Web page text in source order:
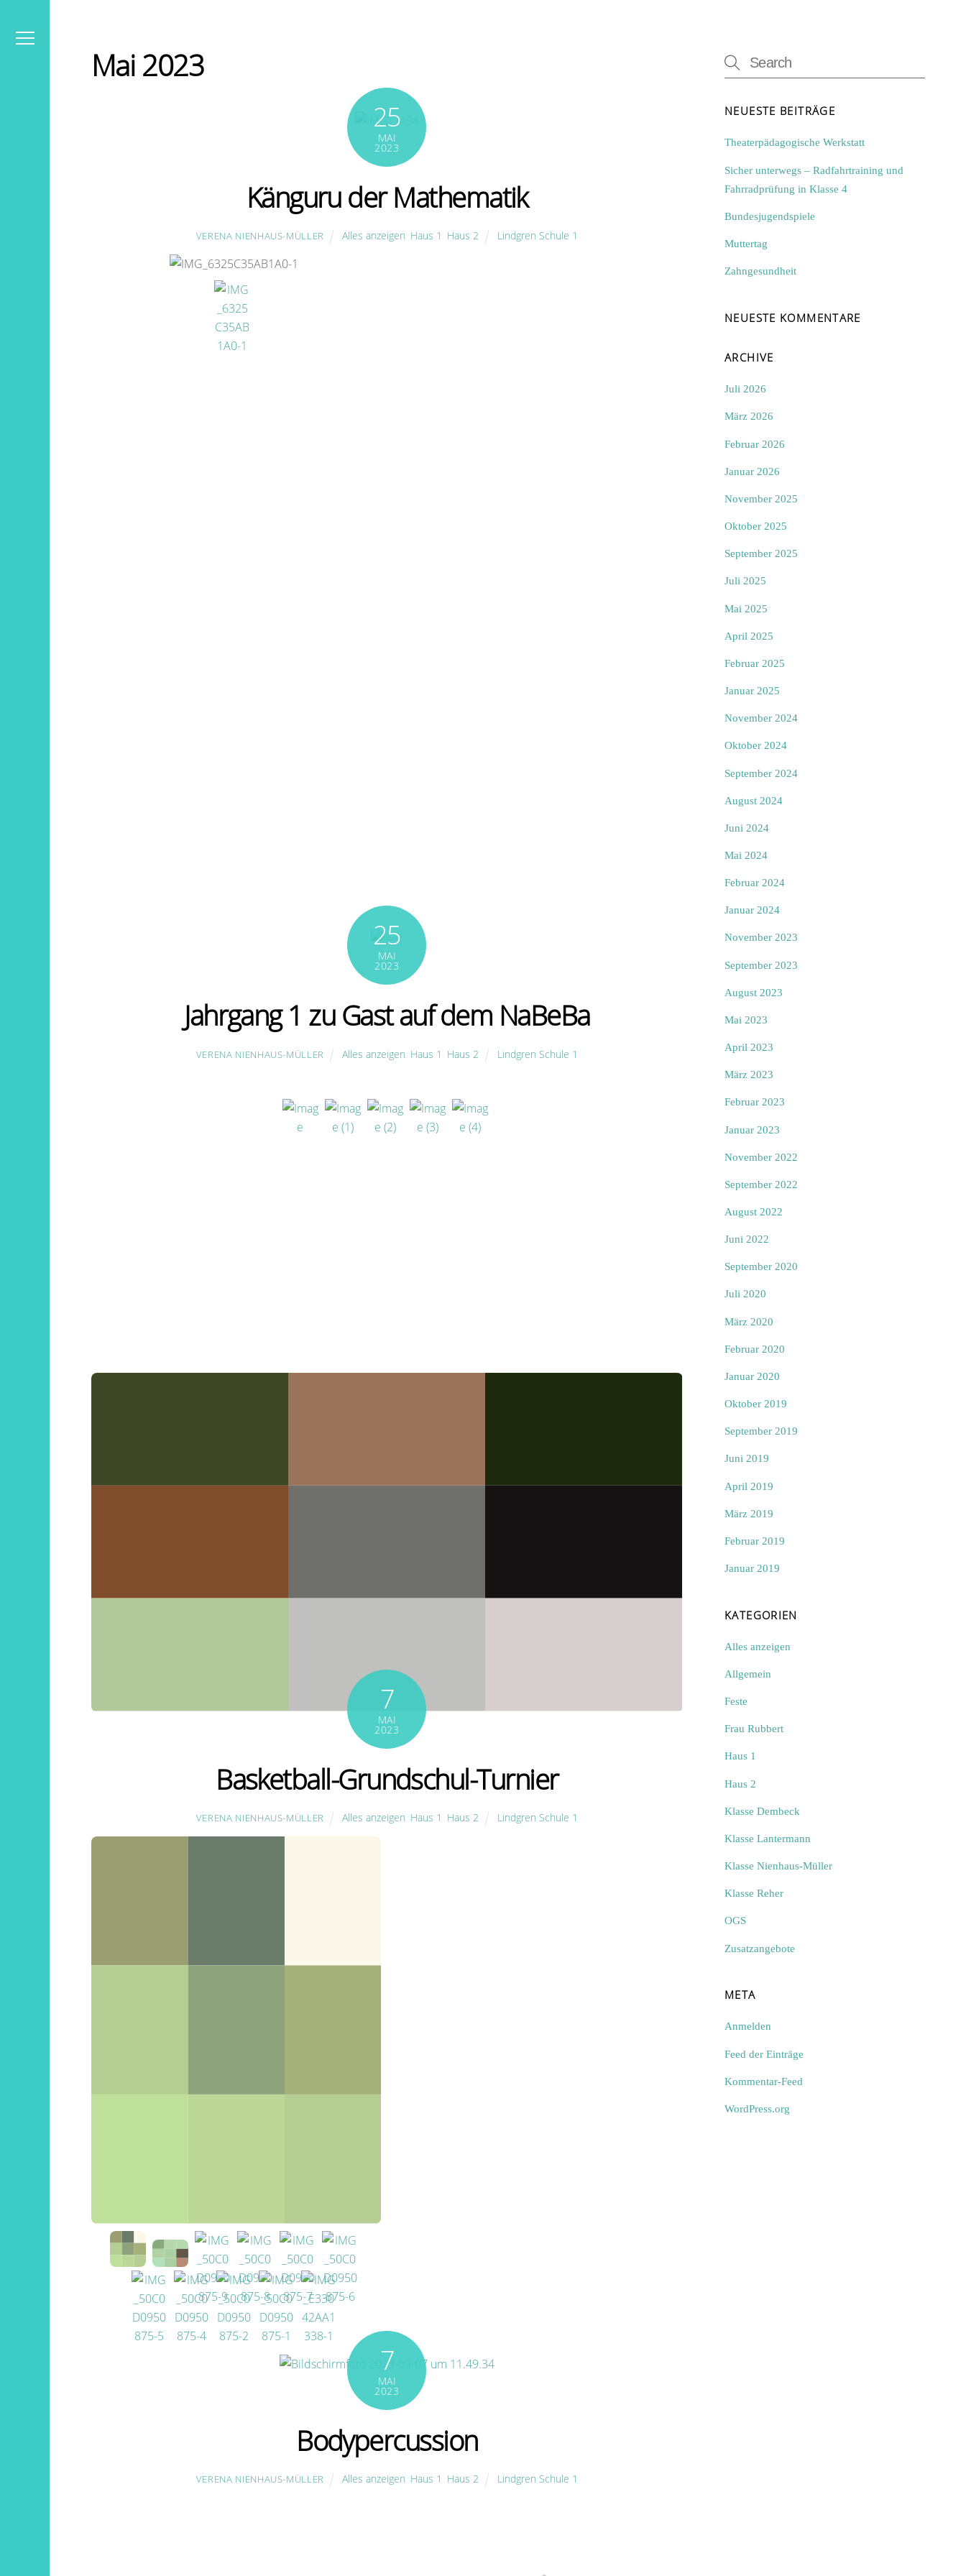
contentMenu Mai 2023
25
MAI
2023
Känguru der Mathematik
VERENA NIENHAUS-MÜLLER Alles anzeigen Haus 1 Haus 2 Lindgren Schule 1
25
MAI
2023
Jahrgang 1 zu Gast auf dem NaBeBa
VERENA NIENHAUS-MÜLLER Alles anzeigen Haus 1 Haus 2 Lindgren Schule 1
7
MAI
2023
Basketball-Grundschul-Turnier
VERENA NIENHAUS-MÜLLER Alles anzeigen Haus 1 Haus 2 Lindgren Schule 1
7
MAI
2023
Bodypercussion
VERENA NIENHAUS-MÜLLER Alles anzeigen Haus 1 Haus 2 Lindgren Schule 1
NEUESTE BEITRÄGE
Theaterpädagogische Werkstatt
Sicher unterwegs – Radfahrtraining und
Fahrradprüfung in Klasse 4
Bundesjugendspiele
Muttertag
Zahngesundheit
NEUESTE KOMMENTARE
ARCHIVE
Juli 2026
März 2026
Februar 2026
Januar 2026
November 2025
Oktober 2025
September 2025
Juli 2025
Mai 2025
April 2025
Februar 2025
Januar 2025
November 2024
Oktober 2024
September 2024
August 2024
Juni 2024
Mai 2024
Februar 2024
Januar 2024
November 2023
September 2023
August 2023
Mai 2023
April 2023
März 2023
Februar 2023
Januar 2023
November 2022
September 2022
August 2022
Juni 2022
September 2020
Juli 2020
März 2020
Februar 2020
Januar 2020
Oktober 2019
September 2019
Juni 2019
April 2019
März 2019
Februar 2019
Januar 2019
KATEGORIEN
Alles anzeigen
Allgemein
Feste
Frau Rubbert
Haus 1
Haus 2
Klasse Dembeck
Klasse Lantermann
Klasse Nienhaus-Müller
Klasse Reher
OGS
Zusatzangebote
META
Anmelden
Feed der Einträge
Kommentar-Feed
WordPress.org